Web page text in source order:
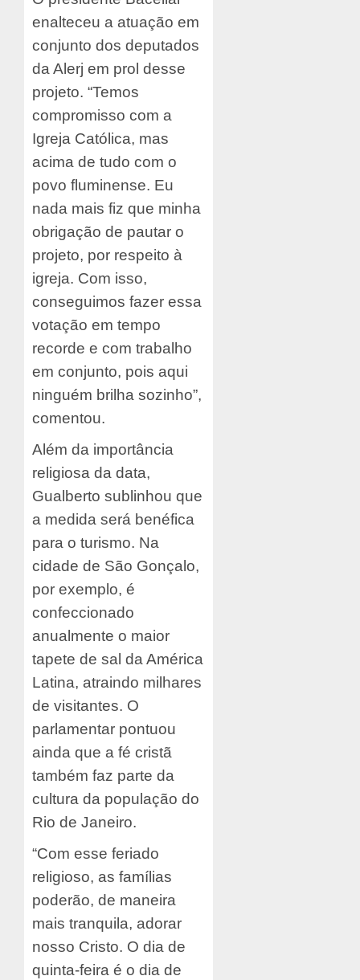
enalteceu a atuação em
conjunto dos deputados
da Alerj em prol desse
projeto. “Temos
compromisso com a
Igreja Católica, mas
acima de tudo com o
povo fluminense. Eu
nada mais fiz que minha
obrigação de pautar o
projeto, por respeito à
igreja. Com isso,
conseguimos fazer essa
votação em tempo
recorde e com trabalho
em conjunto, pois aqui
ninguém brilha sozinho”,
comentou.
Além da importância
religiosa da data,
Gualberto sublinhou que
a medida será benéfica
para o turismo. Na
cidade de São Gonçalo,
por exemplo, é
confeccionado
anualmente o maior
tapete de sal da América
Latina, atraindo milhares
de visitantes. O
parlamentar pontuou
ainda que a fé cristã
também faz parte da
cultura da população do
Rio de Janeiro.
“Com esse feriado
religioso, as famílias
poderão, de maneira
mais tranquila, adorar
nosso Cristo. O dia de
quinta-feira é o dia de